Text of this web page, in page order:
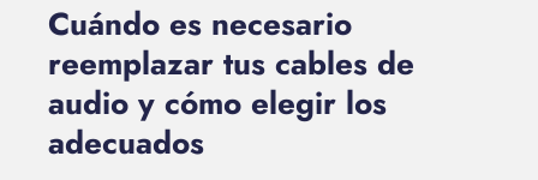
Cuándo es necesario
reemplazar tus cables de
audio y cómo elegir los
adecuados